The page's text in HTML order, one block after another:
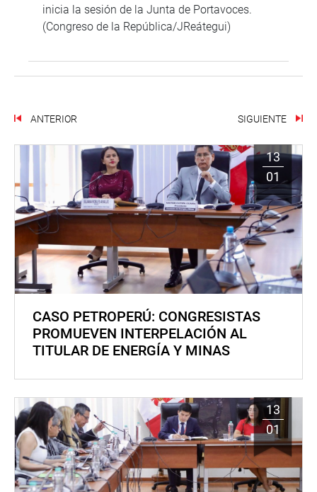
inicia la sesión de la Junta de Portavoces.
(Congreso de la República/JReátegui)
ANTERIOR SIGUIENTE
13
01
CASO PETROPERÚ: CONGRESISTAS
PROMUEVEN INTERPELACIÓN AL
TITULAR DE ENERGÍA Y MINAS
13
01